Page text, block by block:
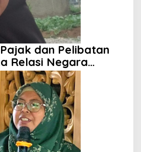
dan Pelibatan
Relasi Negara
Dipertanyakan